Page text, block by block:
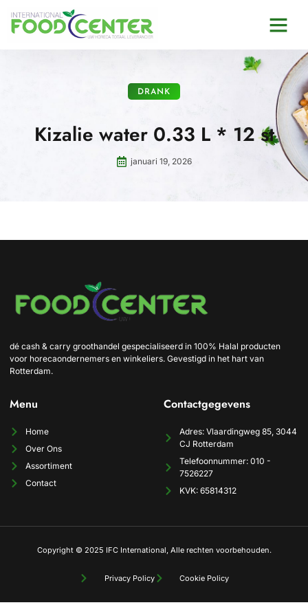
DRANK
Kizalie water 0.33 L * 12 st
januari 19, 2026
dé cash & carry groothandel gespecialiseerd in 100% Halal producten
voor horecaondernemers en winkeliers. Gevestigd in het hart van
Rotterdam.
Menu
Home
Over Ons
Assortiment
Contact
Contactgegevens
Adres: Vlaardingweg 85, 3044
CJ Rotterdam
Telefoonnummer: 010 -
7526227
KVK: 65814312
Copyright © 2025 IFC International, Alle rechten voorbehouden.
Privacy Policy Cookie Policy